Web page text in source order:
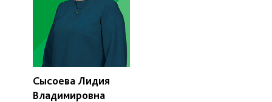
Сысоева Лидия
Владимировна